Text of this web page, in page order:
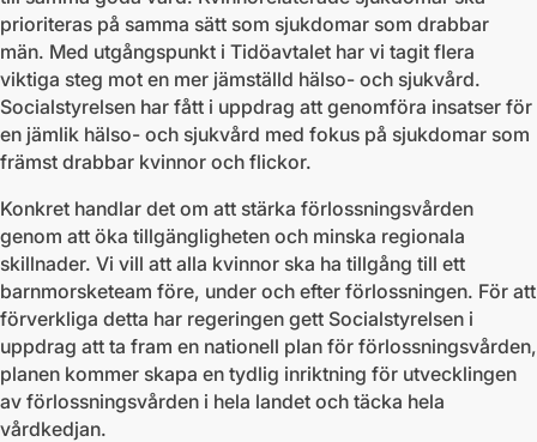
prioriteras på samma sätt som sjukdomar som drabbar
män. Med utgångspunkt i Tidöavtalet har vi tagit flera
viktiga steg mot en mer jämställd hälso- och sjukvård.
Socialstyrelsen har fått i uppdrag att genomföra insatser för
en jämlik hälso- och sjukvård med fokus på sjukdomar som
främst drabbar kvinnor och flickor.
Konkret handlar det om att stärka förlossningsvården
genom att öka tillgängligheten och minska regionala
skillnader. Vi vill att alla kvinnor ska ha tillgång till ett
barnmorsketeam före, under och efter förlossningen. För att
förverkliga detta har regeringen gett Socialstyrelsen i
uppdrag att ta fram en nationell plan för förlossningsvården,
planen kommer skapa en tydlig inriktning för utvecklingen
av förlossningsvården i hela landet och täcka hela
vårdkedjan.